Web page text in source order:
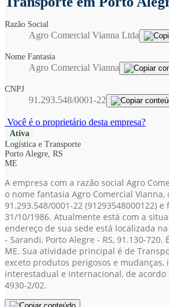
Razão Social
Agro Comercial Vianna Ltda
Nome Fantasia
Agro Comercial Vianna
CNPJ
91.293.548/0001-22
Você é o proprietário desta empresa?
Ativa
Logística e Transporte
Porto Alegre, RS
ME
A empresa com a razão social Agro
o nome fantasia Agro Comercial Vianna,
91.293.548/0001-22 (91293548000122) e
31/10/1986. Atualmente está com a
endereço de sua sede está localizada
- Sarandi, Porto Alegre - RS, 91.130-
ME. Sua atividade principal é de
exceto produtos perigosos e
interestadual e internacional, de acordo
4930-2/02.